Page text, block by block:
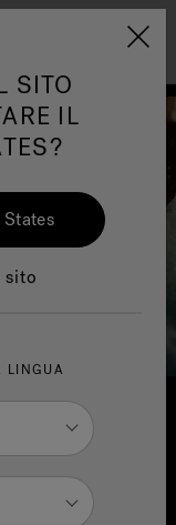
EMEA
Che
SITO
IL
sito
LINGUA